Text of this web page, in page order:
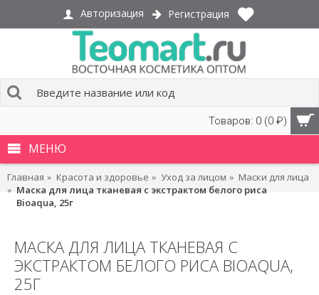
Авторизация Регистрация
Товаров: 0 (0 ₽)
МЕНЮ
Главная Красота и здоровье Уход за лицом
Маски для лица
Маска для лица тканевая с экстрактом белого риса
Bioaqua, 25г
МАСКА ДЛЯ ЛИЦА ТКАНЕВАЯ С
ЭКСТРАКТОМ БЕЛОГО РИСА BIOAQUA,
25Г